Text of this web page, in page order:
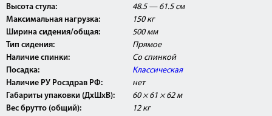
Высота стула:
48.5 — 61.5 см
Максимальная нагрузка:
150 кг
Ширина сидения/общая:
500 мм
Тип сидения:
Прямое
Наличие спинки:
Со спинкой
Посадка:
Классическая
Наличие РУ Росздрав РФ:
нет
Габариты упаковки (ДхШхВ):
60 × 61 × 62 м
Вес брутто (общий):
12 кг